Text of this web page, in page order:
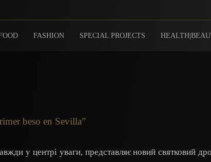
FASHION SPECIAL PROJECTS
beso en Sevilla”
у центрі уваги, представляє новий святковий